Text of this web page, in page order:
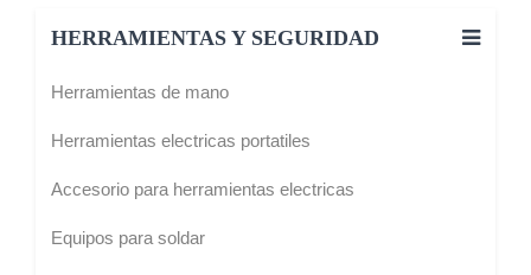
HERRAMIENTAS Y SEGURIDAD
Herramientas de mano
Herramientas electricas portatiles
Accesorio para herramientas electricas
Equipos para soldar